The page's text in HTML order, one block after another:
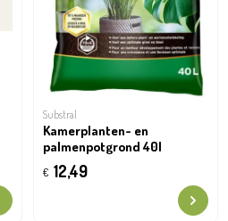
Substral
Kamerplanten- en
palmenpotgrond 40l
€ 12,49